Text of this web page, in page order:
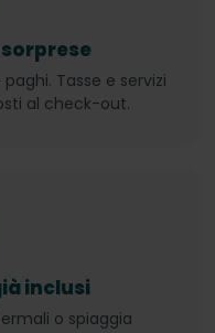
Tasse e servizi
al check-out.
inclusi
o spiaggia